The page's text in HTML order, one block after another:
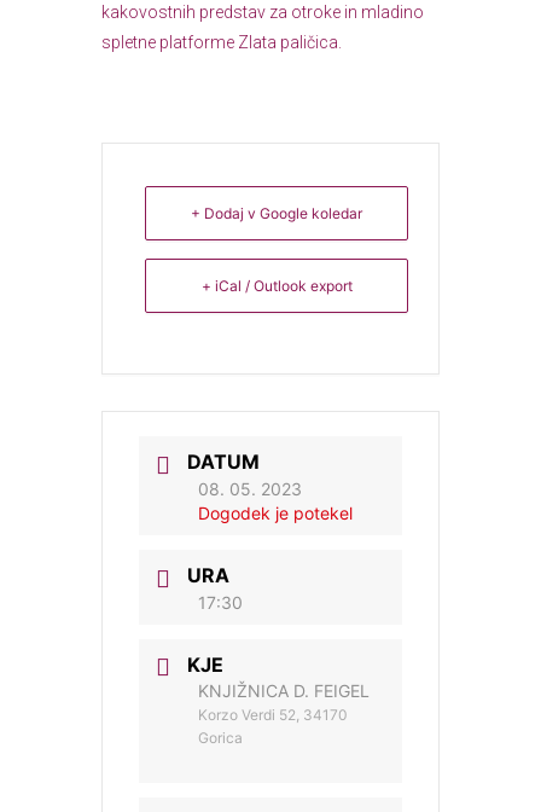
kakovostnih predstav za otroke in mladino
spletne platforme Zlata paličica.
+ Dodaj v Google koledar
+ iCal / Outlook export
DATUM
08. 05. 2023
Dogodek je potekel
URA
17:30
KJE
KNJIŽNICA D. FEIGEL
Korzo Verdi 52, 34170
Gorica